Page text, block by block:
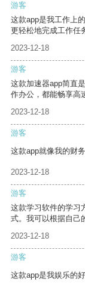
游客
这款app是我工作上
更轻松地完成工作任
2023-12-18
游客
这款加速器app简直
作办公，都能畅享高
2023-12-18
游客
这款app就像我的财
2023-12-18
游客
这款学习软件的学习
式。我可以根据自己
2023-12-18
游客
这款app是我娱乐的